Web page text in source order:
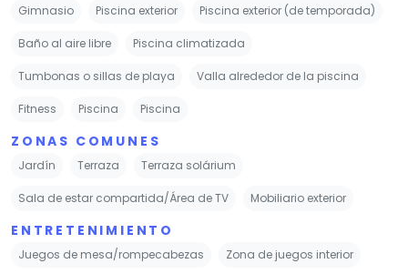
Gimnasio Piscina exterior Piscina exterior (de temporada)
Baño al aire libre Piscina climatizada
Tumbonas o sillas de playa Valla alrededor de la piscina
Fitness Piscina Piscina
ZONAS COMUNES
Jardín Terraza Terraza solárium
Sala de estar compartida/Área de TV Mobiliario exterior
ENTRETENIMIENTO
Juegos de mesa/rompecabezas Zona de juegos interior